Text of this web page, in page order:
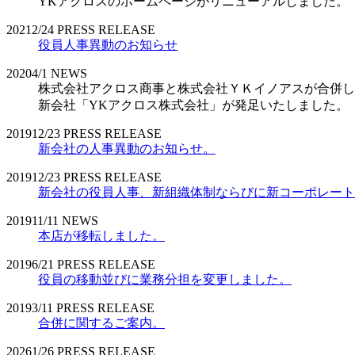
2021 2/24 PRESS RELEASE
役員人事異動のお知らせ
20204/1 NEWS
株式会社アクロス商事と株式会社ＹＫイノアスが合併し
新会社「YKアクロス株式会社」が発足いたしました。
201912/23 PRESS RELEASE
新会社の人事異動のお知らせ。
201912/23 PRESS RELEASE
新会社の役員人事、新組織体制ならびに新コーポレート
201911/11 NEWS
本店が移転しました。
20196/21 PRESS RELEASE
役員の移動並びに業務分担を変更しました。
20193/11 PRESS RELEASE
合併に関するご案内。
20261/26 PRESS RELEASE